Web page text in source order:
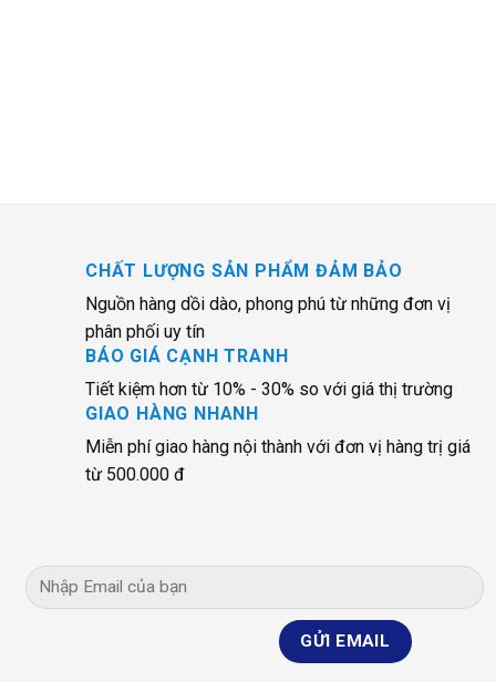
CHẤT LƯỢNG SẢN PHẨM ĐẢM BẢO
Nguồn hàng dồi dào, phong phú từ những đơn vị
phân phối uy tín
BÁO GIÁ CẠNH TRANH
Tiết kiệm hơn từ 10% - 30% so với giá thị trường
GIAO HÀNG NHANH
Miễn phí giao hàng nội thành với đơn vị hàng trị giá
từ 500.000 đ